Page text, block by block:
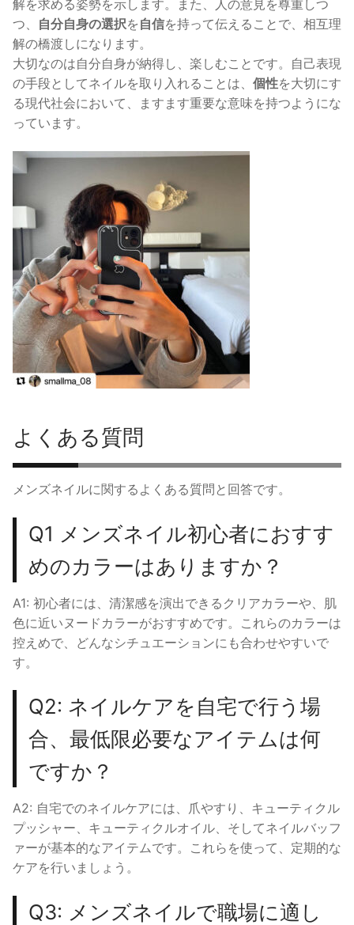
解を求める姿勢を示します。また、人の意見を尊重しつ
つ、 自分自身の選択を 自信を持って伝えることで、相互理
解の橋渡しになります。
大切なのは自分自身が納得し、楽しむことです。自己表現
の手段としてネイルを取り入れることは、 個性を大切にす
る現代社会において、ますます重要な意味を持つようにな
っています。
よくある質問
メンズネイルに関するよくある質問と回答です。
Q1 メンズネイル初心者におすす
めのカラーはありますか？
A1: 初心者には、清潔感を演出できるクリアカラーや、肌
色に近いヌードカラーがおすすめです。これらのカラーは
控えめで、どんなシチュエーションにも合わせやすいで
す。
Q2: ネイルケアを自宅で行う場
合、最低限必要なアイテムは何
ですか？
A2: 自宅でのネイルケアには、爪やすり、キューティクル
プッシャー、キューティクルオイル、そしてネイルバッフ
ァーが基本的なアイテムです。これらを使って、定期的な
ケアを行いましょう。
Q3: メンズネイルで職場に適し